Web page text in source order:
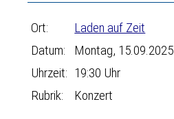
Ort:
Laden auf Zeit
Datum:
Montag, 15.09.2025
Uhrzeit: 19:30 Uhr
Rubrik:
Konzert